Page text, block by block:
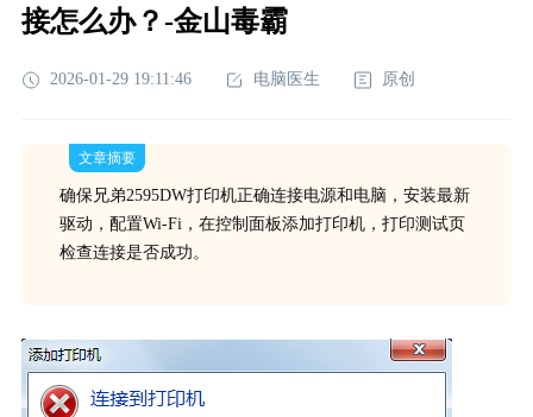
接怎么办？-金山毒霸
2026-01-29 19:11:46 电脑医生 原创
文章摘要
确保兄弟2595DW打印机正确连接电源和电脑，安装最新
驱动，配置Wi-Fi，在控制面板添加打印机，打印测试页
检查连接是否成功。